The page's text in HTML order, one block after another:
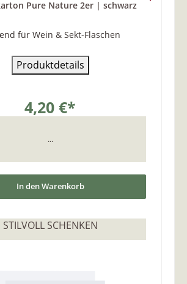
Pure Nature 2er | schwarz
für Wein & Sekt-Flaschen
Produktdetails
4,20 €*
...
In den Warenkorb
STILVOLL SCHENKEN